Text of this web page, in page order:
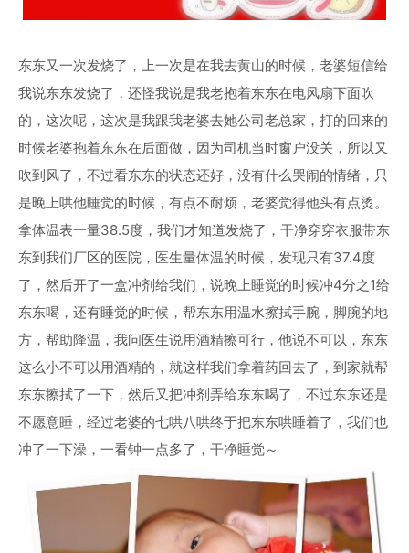
东东又一次发烧了，上一次是在我去黄山的时候，老婆短信给
我说东东发烧了，还怪我说是我老抱着东东在电风扇下面吹
的，这次呢，这次是我跟我老婆去她公司老总家，打的回来的
时候老婆抱着东东在后面做，因为司机当时窗户没关，所以又
吹到风了，不过看东东的状态还好，没有什么哭闹的情绪，只
是晚上哄他睡觉的时候，有点不耐烦，老婆觉得他头有点烫。
拿体温表一量38.5度，我们才知道发烧了，干净穿穿衣服带东
东到我们厂区的医院，医生量体温的时候，发现只有37.4度
了，然后开了一盒冲剂给我们，说晚上睡觉的时候冲4分之1给
东东喝，还有睡觉的时候，帮东东用温水擦拭手腕，脚腕的地
方，帮助降温，我问医生说用酒精擦可行，他说不可以，东东
这么小不可以用酒精的，就这样我们拿着药回去了，到家就帮
东东擦拭了一下，然后又把冲剂弄给东东喝了，不过东东还是
不愿意睡，经过老婆的七哄八哄终于把东东哄睡着了，我们也
冲了一下澡，一看钟一点多了，干净睡觉～